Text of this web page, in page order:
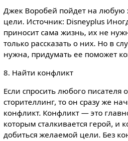
Джек Воробей пойдет на любую
цели. Источник: Disneyplus
приносит сама жизнь, их не
только рассказать о них. Но в
нужна, придумать ее поможет
8. Найти конфликт
Если спросить любого писателя
сторителлинг, то он сразу же
конфликт. Конфликт — это
которым сталкивается герой, и
добиться желаемой цели. Без